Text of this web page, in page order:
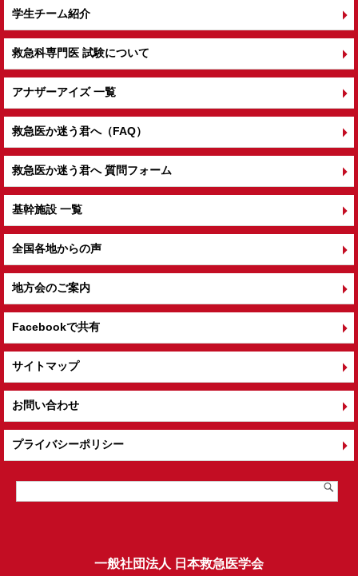
学生チーム紹介
救急科専門医 試験について
アナザーアイズ 一覧
救急医か迷う君へ（FAQ）
救急医か迷う君へ 質問フォーム
基幹施設 一覧
全国各地からの声
地方会のご案内
Facebookで共有
サイトマップ
お問い合わせ
プライバシーポリシー
一般社団法人 日本救急医学会